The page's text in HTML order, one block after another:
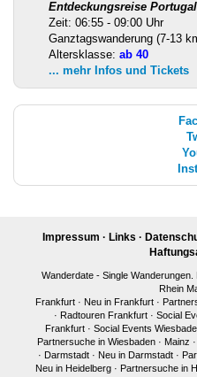
Entdeckungsreise
Zeit: 06:55 - 09:00 Uhr
Ganztagswanderung (7-13
Altersklasse: ab 40
... mehr Infos und Tickets
Impressum · Links ·
Wanderdate - Single
Rhein
Frankfurt · Neu in Frankfurt ·
· Radtouren Frankfurt · Social
Frankfurt· Social Events
Partnersuche in Wiesbaden· Mainz ·
· Darmstadt· Neu in Darmstadt·
Neu in Heidelberg · Partnersuche in